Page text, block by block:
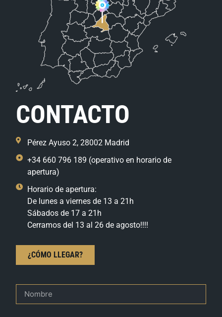
CONTACTO
Pérez Ayuso 2, 28002 Madrid
+34 660 796 189 (operativo en horario de
apertura)
Horario de apertura:
De lunes a viernes de 13 a 21h
Sábados de 17 a 21h
Cerramos del 13 al 26 de agosto!!!!
¿CÓMO LLEGAR?